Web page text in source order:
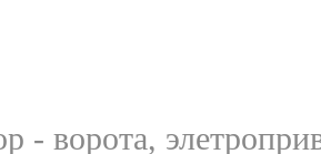
ворота,